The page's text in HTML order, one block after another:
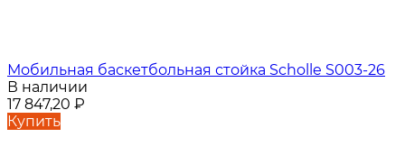
Мобильная баскетбольная стойка Scholle S003-26
В наличии
17 847,20 ₽
Купить